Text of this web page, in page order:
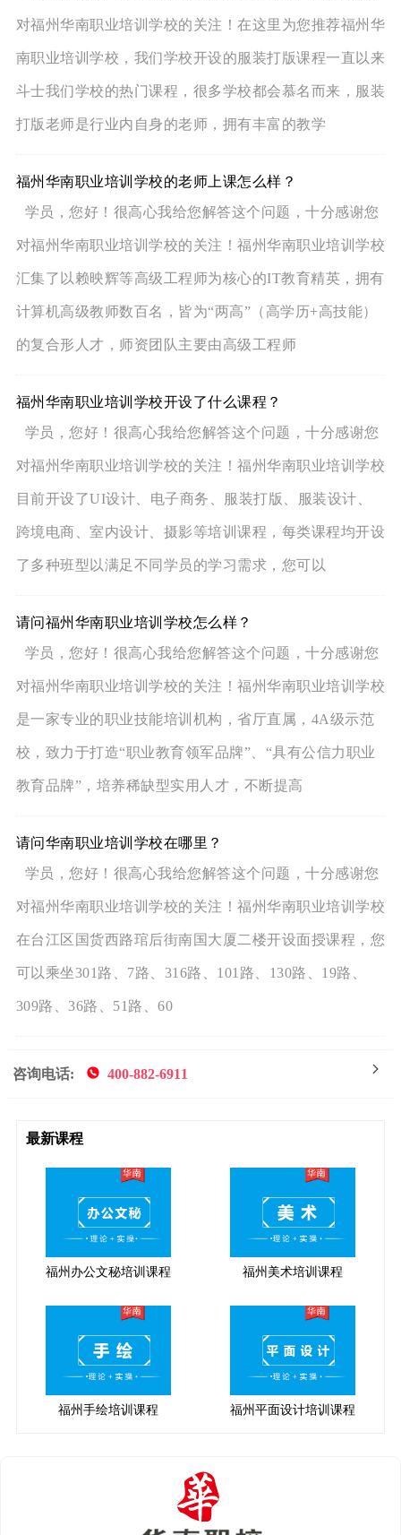
对福州华南职业培训学校的关注！在这里为您推荐福州华
南职业培训学校，我们学校开设的服装打版课程一直以来
斗士我们学校的热门课程，很多学校都会慕名而来，服装
打版老师是行业内自身的老师，拥有丰富的教学
福州华南职业培训学校的老师上课怎么样？
学员，您好！很高心我给您解答这个问题，十分感谢您
对福州华南职业培训学校的关注！福州华南职业培训学校
汇集了以赖映辉等高级工程师为核心的IT教育精英，拥有
计算机高级教师数百名，皆为“两高”（高学历+高技能）
的复合形人才，师资团队主要由高级工程师
福州华南职业培训学校开设了什么课程？
学员，您好！很高心我给您解答这个问题，十分感谢您
对福州华南职业培训学校的关注！福州华南职业培训学校
目前开设了UI设计、电子商务、服装打版、服装设计、
跨境电商、室内设计、摄影等培训课程，每类课程均开设
了多种班型以满足不同学员的学习需求，您可以
请问福州华南职业培训学校怎么样？
学员，您好！很高心我给您解答这个问题，十分感谢您
对福州华南职业培训学校的关注！福州华南职业培训学校
是一家专业的职业技能培训机构，省厅直属，4A级示范
校，致力于打造“职业教育领军品牌”、“具有公信力职业
教育品牌”，培养稀缺型实用人才，不断提高
请问华南职业培训学校在哪里？
学员，您好！很高心我给您解答这个问题，十分感谢您
对福州华南职业培训学校的关注！福州华南职业培训学校
在台江区国货西路琯后街南国大厦二楼开设面授课程，您
可以乘坐301路、7路、316路、101路、130路、19路、
309路、36路、51路、60
咨询电话: 400-882-6911
最新课程
福州办公文秘培训课程 福州美术培训课程
福州手绘培训课程 福州平面设计培训课程